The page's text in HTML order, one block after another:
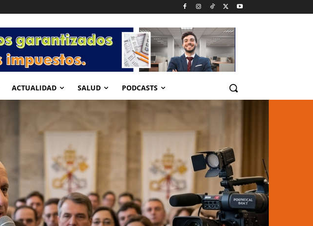
ACTUALIDAD SALUD PODCASTS